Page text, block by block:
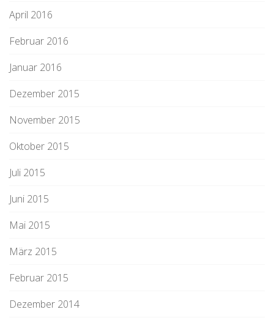
April 2016
Februar 2016
Januar 2016
Dezember 2015
November 2015
Oktober 2015
Juli 2015
Juni 2015
Mai 2015
März 2015
Februar 2015
Dezember 2014